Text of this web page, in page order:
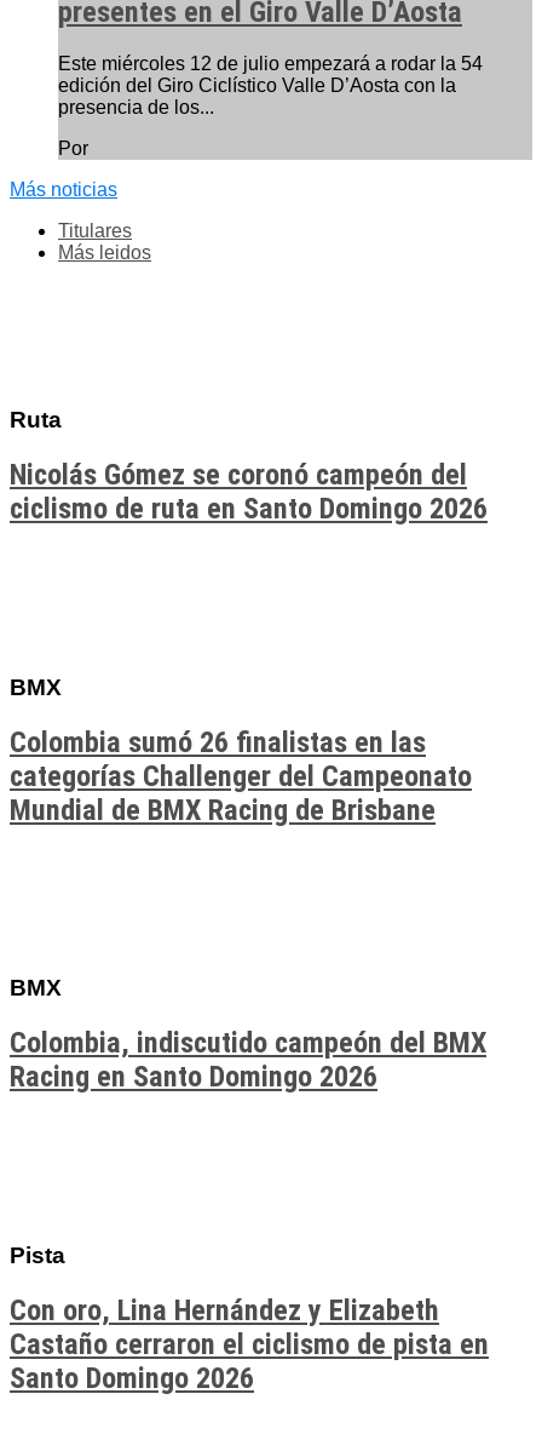
presentes en el Giro Valle D’Aosta
Este miércoles 12 de julio empezará a rodar la 54
edición del Giro Ciclístico Valle D’Aosta con la
presencia de los...
Por
Más noticias
Titulares
Más leidos
Ruta
Nicolás Gómez se coronó campeón del
ciclismo de ruta en Santo Domingo 2026
BMX
Colombia sumó 26 finalistas en las
categorías Challenger del Campeonato
Mundial de BMX Racing de Brisbane
BMX
Colombia, indiscutido campeón del BMX
Racing en Santo Domingo 2026
Pista
Con oro, Lina Hernández y Elizabeth
Castaño cerraron el ciclismo de pista en
Santo Domingo 2026